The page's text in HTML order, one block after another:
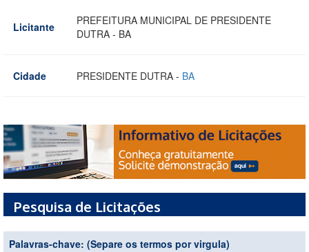
Licitante
PREFEITURA MUNICIPAL DE PRESIDENTE
DUTRA - BA
Cidade PRESIDENTE DUTRA - BA
Pesquisa de Licitações
Palavras-chave: (Separe os termos por virgula)